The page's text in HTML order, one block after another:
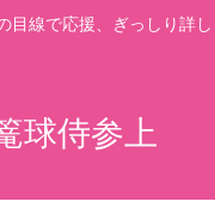
線で応援、ぎっしり詳し
球侍参上